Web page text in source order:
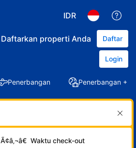
IDR
Daftarkan properti Anda Daftar
Login
Penerbangan Penerbangan +
Ã¢â‚¬â€ Waktu check-out